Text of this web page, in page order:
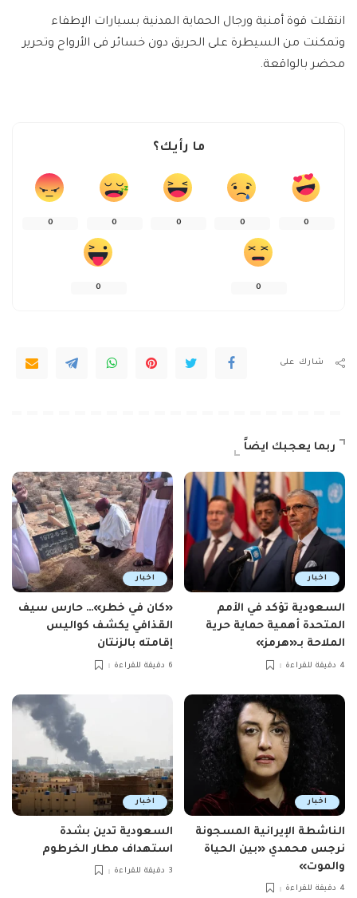
انتقلت قوة أمنية ورجال الحماية المدنية بسيارات الإطفاء
وتمكنت من السيطرة على الحريق دون خسائر فى الأرواح وتحرير
محضر بالواقعة.
ما رأيك؟
0
0
0
0
0
0
0
شارك على
ربما يعجبك ايضاً
اخبار
السعودية تؤكد في الأمم
المتحدة أهمية حماية حرية
الملاحة بـ«هرمز»
4 دقيقة للقراءة
اخبار
«كان في خطر»… حارس سيف
القذافي يكشف كواليس
إقامته بالزنتان
6 دقيقة للقراءة
اخبار
الناشطة الإيرانية المسجونة
نرجس محمدي «بين الحياة
والموت»
4 دقيقة للقراءة
اخبار
السعودية تدين بشدة
استهداف مطار الخرطوم
3 دقيقة للقراءة